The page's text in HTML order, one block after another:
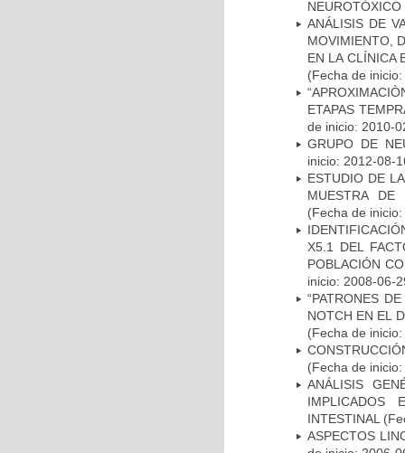
NEUROTÓXICO
ANÁLISIS DE
MOVIMIENTO,
EN LA CLÍNICA
(Fecha de
ETAPAS
de inicio: 2010-
GRUPO DE
inicio: 2012-08-
ESTUDIO DE
MUESTRA DE
(Fecha de
X5.1 DEL
POBLACIÓN
inicio: 2008-06-
“PATRONES
NOTCH EN EL
(Fecha de
(Fecha de
ANÁLISIS
IMPLICADOS
INTESTINAL
ASPECTOS